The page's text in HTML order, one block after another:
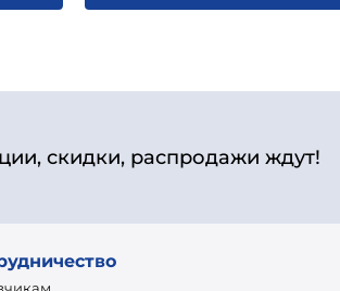
скидки, распродажи ждут!